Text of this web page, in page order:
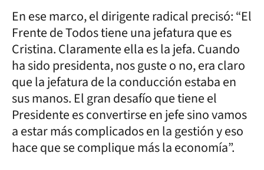
En ese marco, el dirigente radical precisó: “El
Frente de Todos tiene una jefatura que es
Cristina. Claramente ella es la jefa. Cuando
ha sido presidenta, nos guste o no, era claro
que la jefatura de la conducción estaba en
sus manos. El gran desafío que tiene el
Presidente es convertirse en jefe sino vamos
a estar más complicados en la gestión y eso
hace que se complique más la economía”.